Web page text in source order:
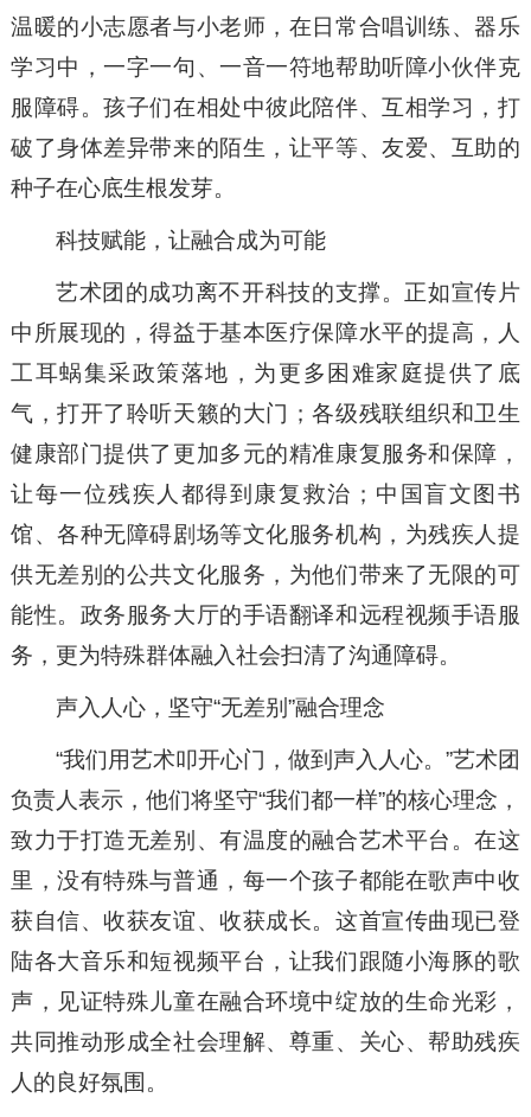
温暖的小志愿者与小老师，在日常合唱训练、器乐
学习中，一字一句、一音一符地帮助听障小伙伴克
服障碍。孩子们在相处中彼此陪伴、互相学习，打
破了身体差异带来的陌生，让平等、友爱、互助的
种子在心底生根发芽。
科技赋能，让融合成为可能
艺术团的成功离不开科技的支撑。正如宣传片
中所展现的，得益于基本医疗保障水平的提高，人
工耳蜗集采政策落地，为更多困难家庭提供了底
气，打开了聆听天籁的大门；各级残联组织和卫生
健康部门提供了更加多元的精准康复服务和保障，
让每一位残疾人都得到康复救治；中国盲文图书
馆、各种无障碍剧场等文化服务机构，为残疾人提
供无差别的公共文化服务，为他们带来了无限的可
能性。政务服务大厅的手语翻译和远程视频手语服
务，更为特殊群体融入社会扫清了沟通障碍。
声入人心，坚守“无差别”融合理念
“我们用艺术叩开心门，做到声入人心。”艺术团
负责人表示，他们将坚守“我们都一样”的核心理念，
致力于打造无差别、有温度的融合艺术平台。在这
里，没有特殊与普通，每一个孩子都能在歌声中收
获自信、收获友谊、收获成长。这首宣传曲现已登
陆各大音乐和短视频平台，让我们跟随小海豚的歌
声，见证特殊儿童在融合环境中绽放的生命光彩，
共同推动形成全社会理解、尊重、关心、帮助残疾
人的良好氛围。